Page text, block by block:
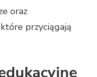
oraz
przyciągają